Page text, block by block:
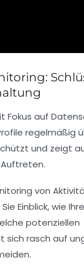
Fokus auf
regelmäßig
und zeigt
von
Einblick, wie
potenziellen
sich rasch auf